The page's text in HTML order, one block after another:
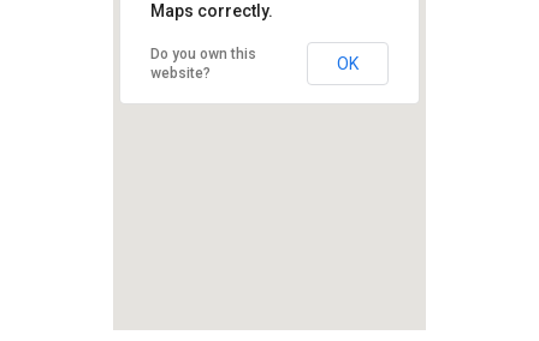
Maps correctly.
Do you own this
website?
OK